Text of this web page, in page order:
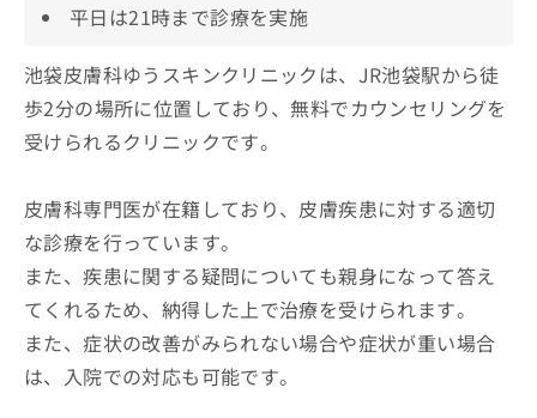
平日は21時まで診療を実施
池袋皮膚科ゆうスキンクリニックは、JR池袋駅から徒
歩2分の場所に位置しており、無料でカウンセリングを
受けられるクリニックです。
皮膚科専門医が在籍しており、皮膚疾患に対する適切
な診療を行っています。
また、疾患に関する疑問についても親身になって答え
てくれるため、納得した上で治療を受けられます。
また、症状の改善がみられない場合や症状が重い場合
は、入院での対応も可能です。